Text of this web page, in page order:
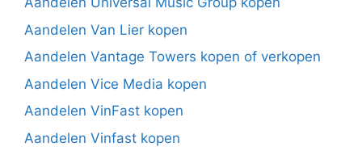
Aandelen Van Lier kopen
Aandelen Vantage Towers kopen of verkopen
Aandelen Vice Media kopen
Aandelen VinFast kopen
Aandelen Vinfast kopen